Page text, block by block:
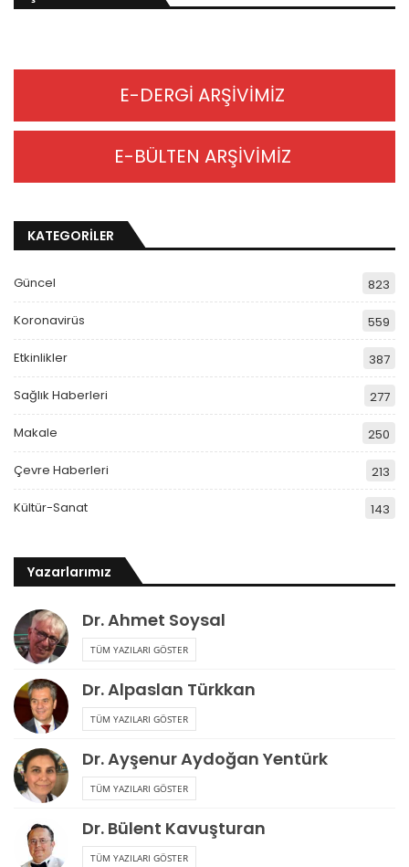
E-DERGİ ARŞİVİMİZ
E-BÜLTEN ARŞİVİMİZ
KATEGORİLER
Güncel 823
Koronavirüs 559
Etkinlikler 387
Sağlık Haberleri 277
Makale 250
Çevre Haberleri 213
Kültür-Sanat 143
Yazarlarımız
Dr. Ahmet Soysal
TÜM YAZILARI GÖSTER
Dr. Alpaslan Türkkan
TÜM YAZILARI GÖSTER
Dr. Ayşenur Aydoğan Yentürk
TÜM YAZILARI GÖSTER
Dr. Bülent Kavuşturan
TÜM YAZILARI GÖSTER